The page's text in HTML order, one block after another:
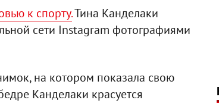
к спорту.Тина Канделаки
сети Instagram фотографиями
на котором показала свою
Канделаки красуется